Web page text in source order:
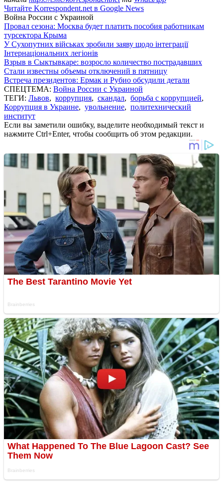
Читайте Korrespondent.net в Google News
Война России с Украиной
Провал сезона: Москва будет платить пособия работникам
турсектора Крыма
У Сухопутних військах зробили заяву щодо інтеграції
Інтернаціональних легіонів
Взрыв в Сыктывкаре: возросло количество пострадавших
Стали известны объемы отключений в пятницу
Встреча президентов: Ермак и Рубио обсудили детали
СПЕЦТЕМА: Война России с Украиной
ТЕГИ: Львов, коррупция, скандал, борьба с коррупцией,
Коррупция в Украине, увольнение, политехнический
институт
Если вы заметили ошибку, выделите необходимый текст и
нажмите Ctrl+Enter, чтобы сообщить об этом редакции.